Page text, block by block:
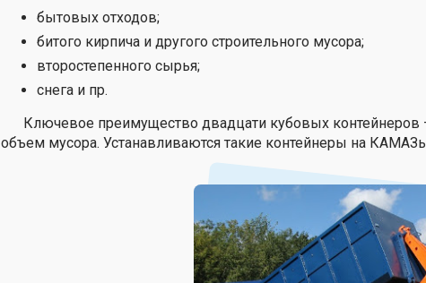
бытовых отходов;
битого кирпича и другого строительного мусора;
второстепенного сырья;
снега и пр.
Ключевое преимущество двадцати кубовых
объем мусора. Устанавливаются такие контейнеры на